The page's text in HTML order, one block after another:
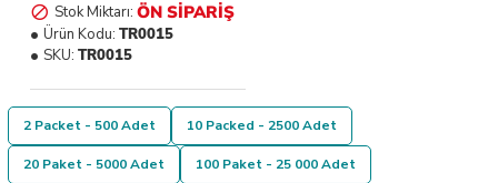
Stok Miktarı: ÖN SIPARIŞ
Ürün Kodu: TR0015
SKU: TR0015
2 Packet - 500 Adet 10 Packed - 2500 Adet
20 Paket - 5000 Adet 100 Paket - 25 000 Adet